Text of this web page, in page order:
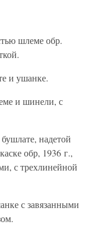
шлеме обр.
и ушанке.
и шинели, с
надетой
обр, 1936 г.,
с трехлинейной
с завязанными